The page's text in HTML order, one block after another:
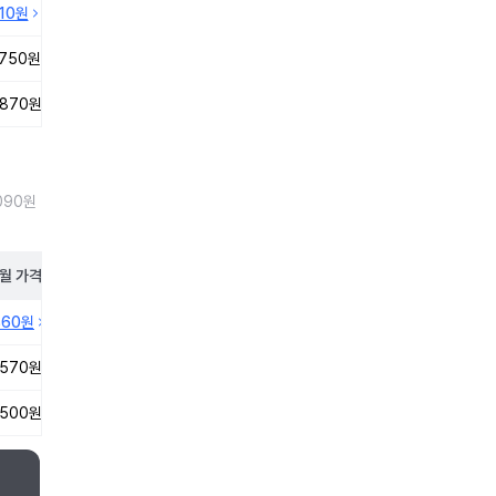
원
원
원
원
가격
원
원
원